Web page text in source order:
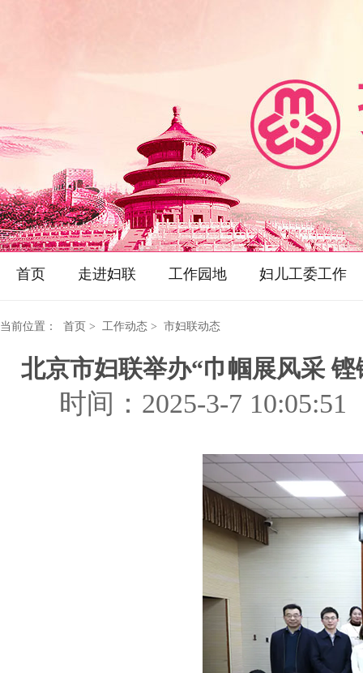
首页 走进妇联 工作园地 妇儿工委工作
当前位置： 首页 > 工作动态 > 市妇联动态
北京市妇联举办“巾帼展风采
时间：2025-3-7